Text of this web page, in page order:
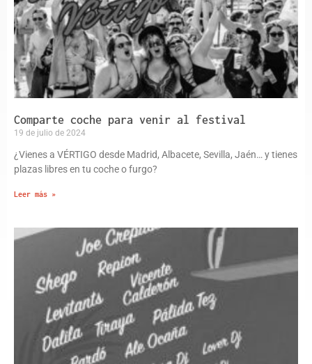
Comparte coche para venir al festival
19 de julio de 2024
¿Vienes a VÉRTIGO desde Madrid, Albacete, Sevilla, Jaén… y tienes
plazas libres en tu coche o furgo?
Leer más »